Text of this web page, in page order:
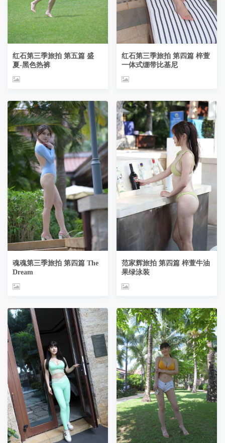
红石第三季旅拍 第五篇 盛
夏-黑色热裤
魂魂第三季旅拍 第四篇 The
Dream
红石第三季旅拍 第四篇 梓萱
一体式绷带比基尼
范家辉旅拍 第四篇 梓萱牛油
果绿泳装